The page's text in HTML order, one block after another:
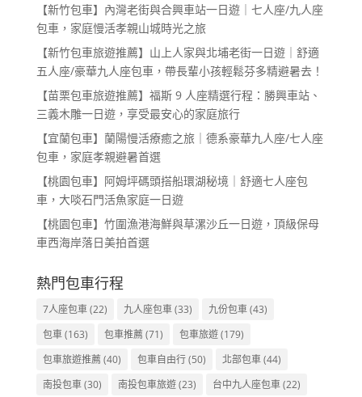
【新竹包車】內灣老街與合興車站一日遊｜七人座/九人座
包車，家庭慢活孝親山城時光之旅
【新竹包車旅遊推薦】山上人家與北埔老街一日遊｜舒適
五人座/豪華九人座包車，帶長輩小孩輕鬆芬多精避暑去！
【苗栗包車旅遊推薦】福斯 9 人座精選行程：勝興車站、
三義木雕一日遊，享受最安心的家庭旅行
【宜蘭包車】蘭陽慢活療癒之旅｜德系豪華九人座/七人座
包車，家庭孝親避暑首選
【桃園包車】阿姆坪碼頭搭船環湖秘境｜舒適七人座包
車，大啖石門活魚家庭一日遊
【桃園包車】竹圍漁港海鮮與草漯沙丘一日遊，頂級保母
車西海岸落日美拍首選
熱門包車行程
7人座包車(22) 九人座包車(33) 九份包車(43)
包車(163) 包車推薦(71) 包車旅遊(179)
包車旅遊推薦(40) 包車自由行(50) 北部包車(44)
南投包車(30) 南投包車旅遊(23) 台中九人座包車(22)